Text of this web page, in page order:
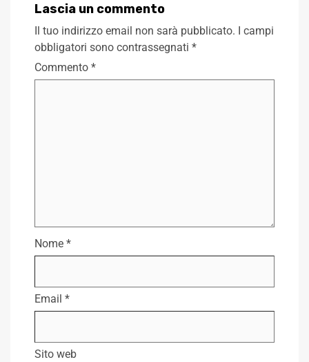
Lascia un commento
Il tuo indirizzo email non sarà pubblicato. I campi
obbligatori sono contrassegnati *
Commento *
Nome *
Email *
Sito web